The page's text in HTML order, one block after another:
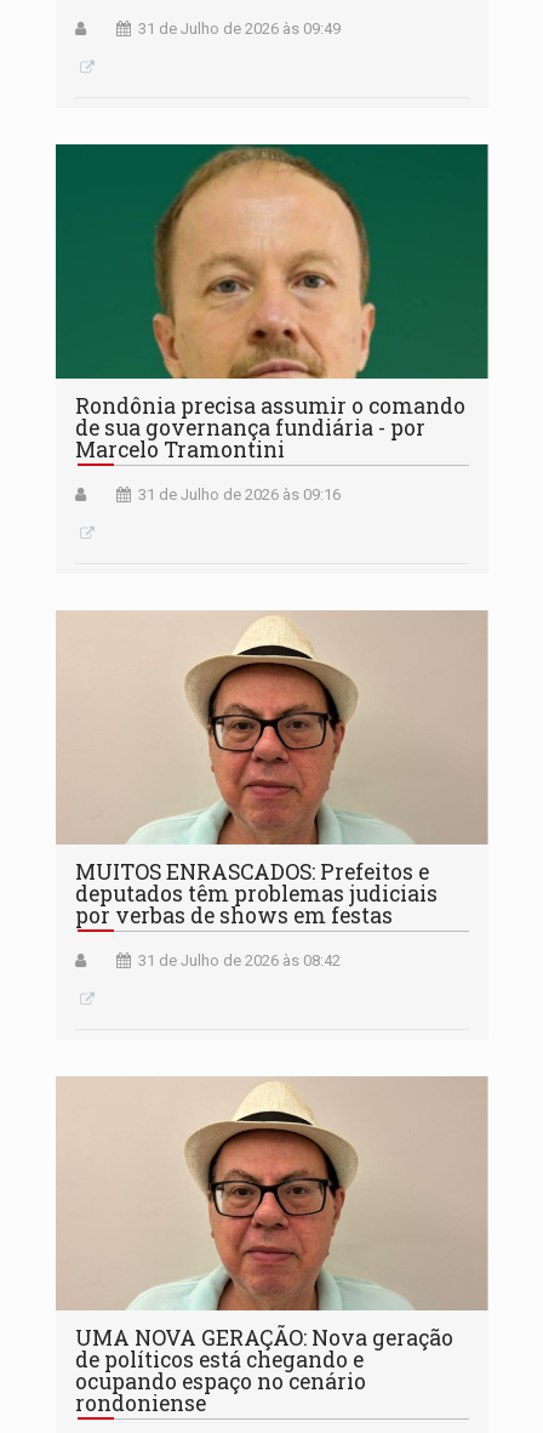
31 de Julho de 2026 às 09:49
Rondônia precisa assumir o comando
de sua governança fundiária - por
Marcelo Tramontini
31 de Julho de 2026 às 09:16
MUITOS ENRASCADOS: Prefeitos e
deputados têm problemas judiciais
por verbas de shows em festas
31 de Julho de 2026 às 08:42
UMA NOVA GERAÇÃO: Nova geração
de políticos está chegando e
ocupando espaço no cenário
rondoniense